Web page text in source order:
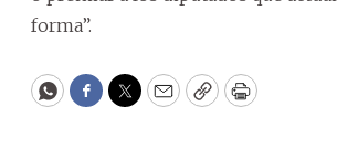
forma”.
WhatsApp
Facebook
Twitter
EmailCopyPrint